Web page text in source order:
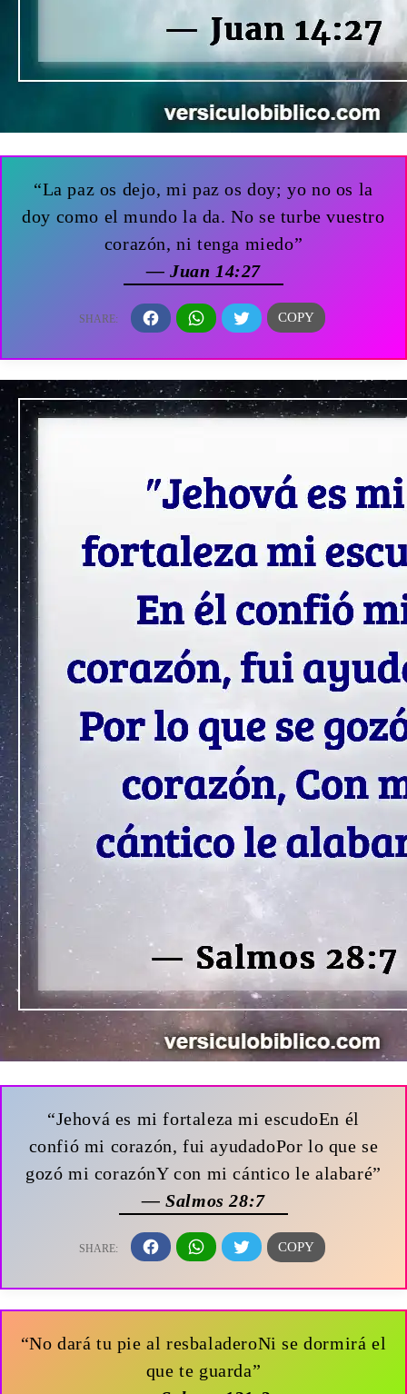
“La paz os dejo, mi paz os doy; yo no os la
doy como el mundo la da. No se turbe vuestro
corazón, ni tenga miedo”
— Juan 14:27
“Jehová es mi fortaleza mi escudoEn él
confió mi corazón, fui ayudadoPor lo que se
gozó mi corazónY con mi cántico le alabaré”
— Salmos 28:7
“No dará tu pie al resbaladeroNi se dormirá el
que te guarda”